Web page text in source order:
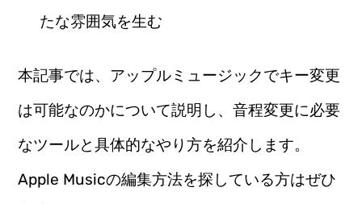
たな雰囲気を生む
本記事では、アップルミュージックでキー変更
は可能なのかについて説明し、音程変更に必要
なツールと具体的なやり方を紹介します。
Apple Musicの編集方法を探している方はぜひ